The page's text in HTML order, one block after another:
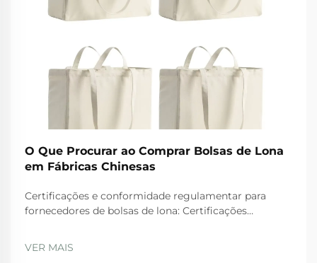
O Que Procurar ao Comprar Bolsas de Lona
em Fábricas Chinesas
Certificações e conformidade regulamentar para
fornecedores de bolsas de lona: Certificações
fornecedores, as empresas devem dar preferência
VER MAIS